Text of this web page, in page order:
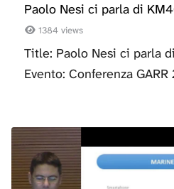
Paolo Nesi ci parla di
1384 views
Title: Paolo Nesi ci parla
Evento: Conferenza GARR